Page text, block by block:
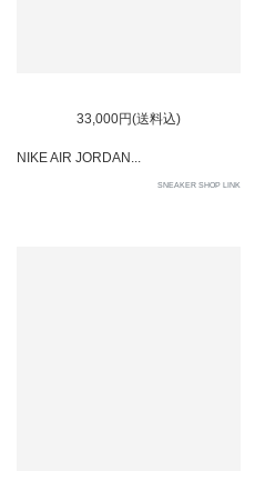
33,000円(送料込)
NIKE AIR JORDAN...
SNEAKER SHOP LINK